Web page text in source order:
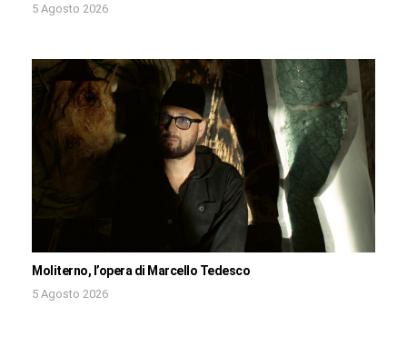
5 Agosto 2026
Moliterno, l’opera di Marcello Tedesco
5 Agosto 2026